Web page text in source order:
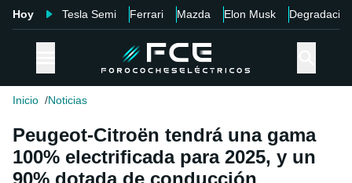
Hoy Tesla Semi Ferrari Mazda Elon Musk Degradación
Inicio Noticias
Peugeot-Citroën tendrá una gama
100% electrificada para 2025, y un